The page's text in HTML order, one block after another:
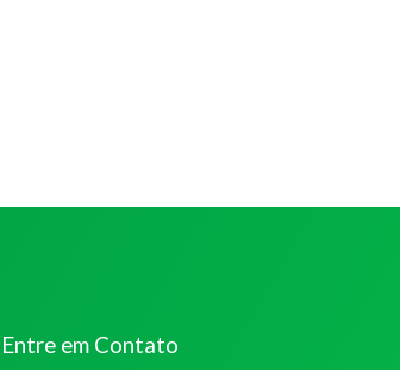
Entre em Contato